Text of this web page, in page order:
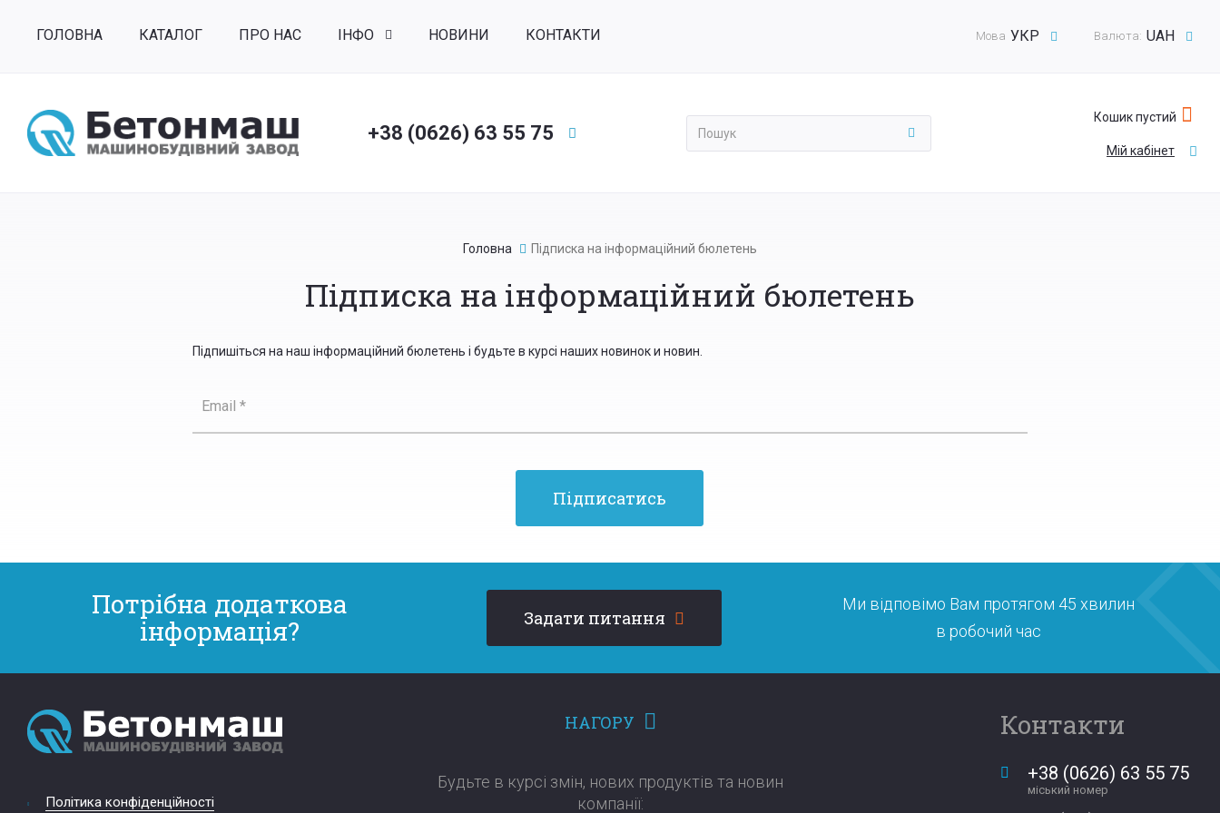
Валюта: UAH
Мова УКР
ГОЛОВНА КАТАЛОГ ПРО НАС ІНФО НОВИНИ КОНТАКТИ
+38 (0626) 63 55 75
Применить
Кошик пустий
Мій кабінет
Головна Підписка на інформаційний бюлетень
Підписка на інформаційний бюлетень
Підпишіться на наш інформаційний бюлетень і будьте в курсі наших новинок и новин.
Підписатись
Потрібна додаткова
інформація?
Задати питання
Ми відповімо Вам протягом 45 хвилин
в робочий час
Політика конфіденційності
НАГОРУ
Будьте в курсі змін, нових продуктів та новин
компанії:​​​​​​​
Контакти
+38 (0626) 63 55 75
міський номер